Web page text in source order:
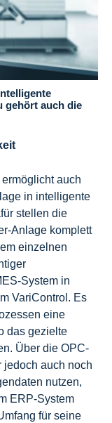
gehört auch die
auch
in intelligente
stellen die
Anlage komplett
einzelnen
System in
VariControl. Es
eine
das gezielte
Über die OPC-
jedoch auch noch
nutzen,
ERP-System
für seine